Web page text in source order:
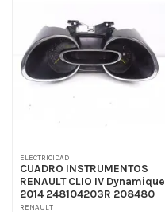
ELECTRICIDAD
CUADRO INSTRUMENTOS
RENAULT CLIO IV Dynamique
2014 248104203R 208480
RENAULT